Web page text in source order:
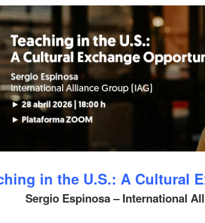
in the U.S.: A Cultural
Sergio Espinosa – International